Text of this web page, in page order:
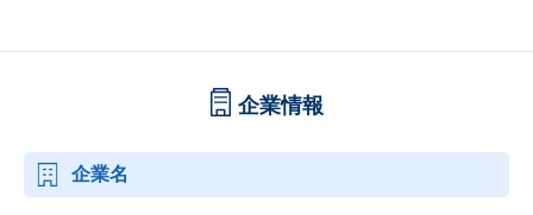
企業情報
企業名